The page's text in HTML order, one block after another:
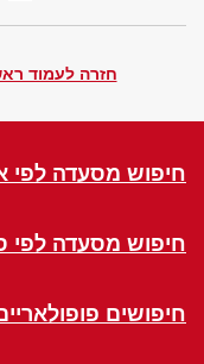
חזרה לעמוד
חיפוש מסעדה לפי
חיפוש מסעדה לפי
חיפושים